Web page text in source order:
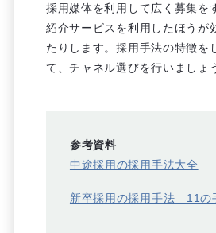
採用媒体を利用して広く募集を
紹介サービスを利用したほうが
たりします。採用手法の特徴を
て、チャネル選びを行いましょ
参考資料
中途採用の採用手法大全
新卒採用の採用手法 11の